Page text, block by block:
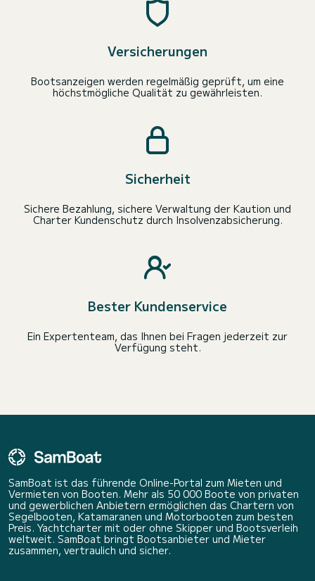
Versicherungen
Bootsanzeigen werden regelmäßig geprüft, um eine
höchstmögliche Qualität zu gewährleisten.
Sicherheit
Sichere Bezahlung, sichere Verwaltung der Kaution und
Charter Kundenschutz durch Insolvenzabsicherung.
Bester Kundenservice
Ein Expertenteam, das Ihnen bei Fragen jederzeit zur
Verfügung steht.
SamBoat ist das führende Online-Portal zum Mieten und
Vermieten von Booten. Mehr als 50 000 Boote von privaten
und gewerblichen Anbietern ermöglichen das Chartern von
Segelbooten, Katamaranen und Motorbooten zum besten
Preis. Yachtcharter mit oder ohne Skipper und Bootsverleih
weltweit. SamBoat bringt Bootsanbieter und Mieter
zusammen, vertraulich und sicher.